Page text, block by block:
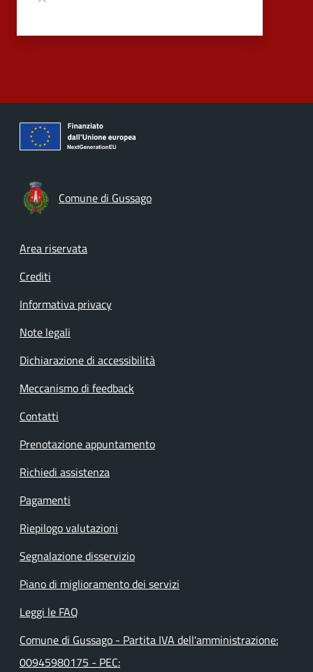
Comune di Gussago
Footer menu
Area riservata
Crediti
Informativa privacy
Note legali
Dichiarazione di accessibilità
Meccanismo di feedback
Contatti
Prenotazione appuntamento
Richiedi assistenza
Pagamenti
Riepilogo valutazioni
Segnalazione disservizio
Piano di miglioramento dei servizi
Leggi le FAQ
Comune di Gussago - Partita IVA dell'amministrazione:
00945980175 - PEC: